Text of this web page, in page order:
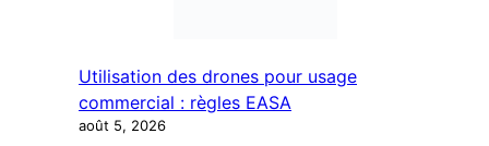
Utilisation des drones pour usage
commercial : règles EASA
août 5, 2026